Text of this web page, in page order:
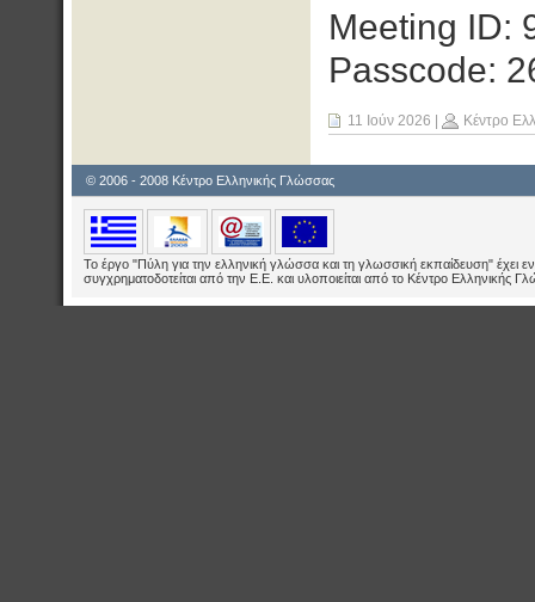
Meeting ID:
Passcode:
11 Ιούν 2026 Κέντρο
© 2006 - 2008 Κέντρο Ελληνικής Γλώσσας
Το έργο "Πύλη για την ελληνική γλώσσα και τη γλωσσική εκπαίδευση" έχει
συγχρηματοδοτείται από την Ε.E. και υλοποιείται από το Κέντρο Ελληνικής